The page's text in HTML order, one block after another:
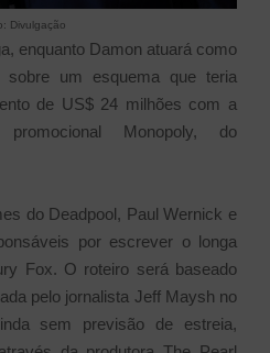
Divulgação
enquanto Damon atuará como
sobre um esquema que teria
de US$ 24 milhões com a
Monopoly, do
do Deadpool, Paul Wernick e
por escrever o longa
Fox. O roteiro será baseado
pelo jornalista Jeff Maysh no
sem previsão de estreia,